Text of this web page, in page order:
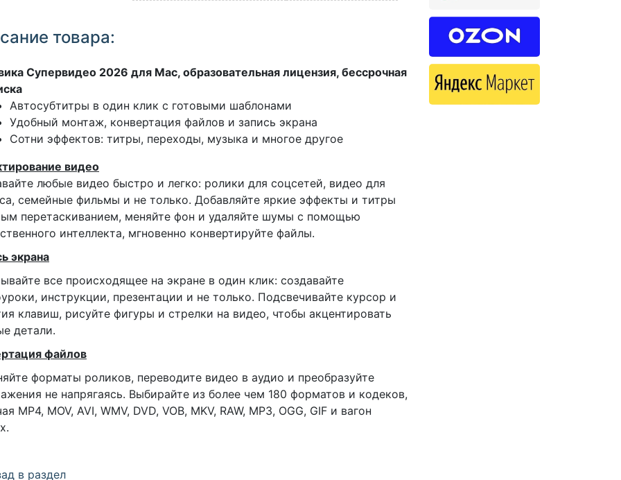
товара:
Супервидео 2026 для Mac, образовательная лицензия, бессрочная
Автосубтитры в один клик с готовыми шаблонами
Удобный монтаж, конвертация файлов и запись экрана
Сотни эффектов: титры, переходы, музыка и многое другое
видео
любые видео быстро и легко: ролики для соцсетей, видео для
семейные фильмы и не только. Добавляйте яркие эффекты и титры
перетаскиванием, меняйте фон и удаляйте шумы с помощью
интеллекта, мгновенно конвертируйте файлы.
экрана
все происходящее на экране в один клик: создавайте
инструкции, презентации и не только. Подсвечивайте курсор и
клавиш, рисуйте фигуры и стрелки на видео, чтобы акцентировать
детали.
файлов
форматы роликов, переводите видео в аудио и преобразуйте
не напрягаясь. Выбирайте из более чем 180 форматов и кодеков,
MP4, MOV, AVI, WMV, DVD, VOB, MKV, RAW, MP3, OGG, GIF и вагон
в раздел